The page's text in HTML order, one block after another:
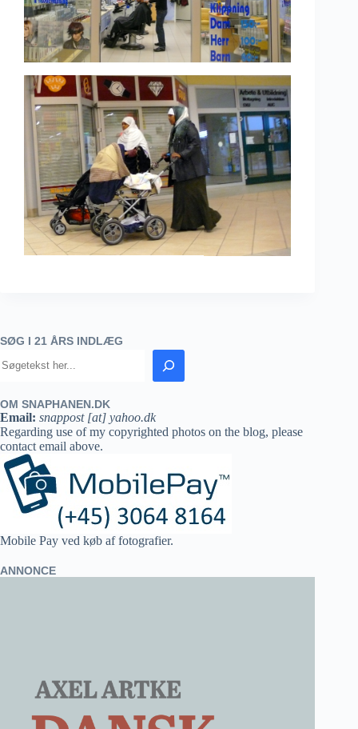
SØG I 21 ÅRS INDLÆG
OM SNAPHANEN.DK
Email: snappost [at] yahoo.dk
Regarding use of my copyrighted photos on the blog, please
contact email above.
Mobile Pay ved køb af fotografier.
ANNONCE